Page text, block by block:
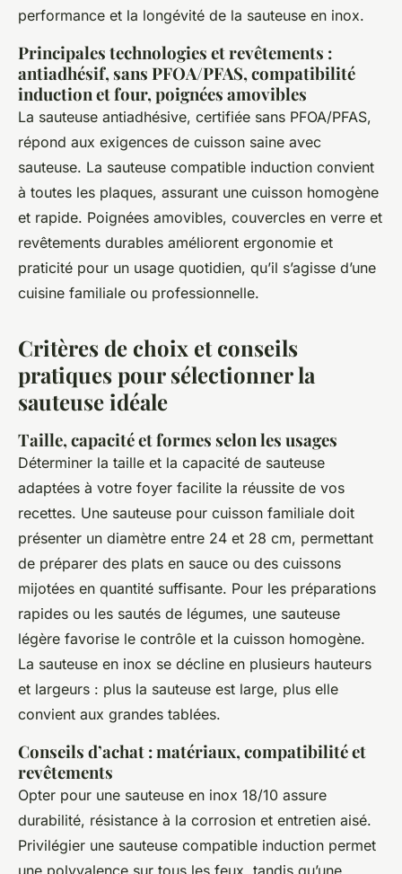
performance et la longévité de la sauteuse en inox.
Principales technologies et revêtements :
antiadhésif, sans PFOA/PFAS, compatibilité
induction et four, poignées amovibles
La sauteuse antiadhésive, certifiée sans PFOA/PFAS,
répond aux exigences de cuisson saine avec
sauteuse. La sauteuse compatible induction convient
à toutes les plaques, assurant une cuisson homogène
et rapide. Poignées amovibles, couvercles en verre et
revêtements durables améliorent ergonomie et
praticité pour un usage quotidien, qu’il s’agisse d’une
cuisine familiale ou professionnelle.
Critères de choix et conseils
pratiques pour sélectionner la
sauteuse idéale
Taille, capacité et formes selon les usages
Déterminer la taille et la capacité de sauteuse
adaptées à votre foyer facilite la réussite de vos
recettes. Une sauteuse pour cuisson familiale doit
présenter un diamètre entre 24 et 28 cm, permettant
de préparer des plats en sauce ou des cuissons
mijotées en quantité suffisante. Pour les préparations
rapides ou les sautés de légumes, une sauteuse
légère favorise le contrôle et la cuisson homogène.
La sauteuse en inox se décline en plusieurs hauteurs
et largeurs : plus la sauteuse est large, plus elle
convient aux grandes tablées.
Conseils d’achat : matériaux, compatibilité et
revêtements
Opter pour une sauteuse en inox 18/10 assure
durabilité, résistance à la corrosion et entretien aisé.
Privilégier une sauteuse compatible induction permet
une polyvalence sur tous les feux, tandis qu’une